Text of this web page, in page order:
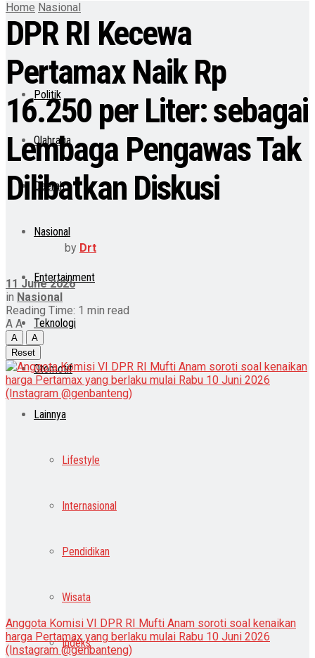
Politik
Olahraga
Daerah
Nasional
Entertainment
Teknologi
Otomotif
Lainnya
Lifestyle
Internasional
Pendidikan
Wisata
Indeks
Home Nasional
DPR RI Kecewa
Pertamax Naik Rp
16.250 per Liter: sebagai
Lembaga Pengawas Tak
Dilibatkan Diskusi
by Drt
11 June 2026
in Nasional
Reading Time: 1 min read
A A
A
A
Reset
Anggota Komisi VI DPR RI Mufti Anam soroti soal kenaikan
harga Pertamax yang berlaku mulai Rabu 10 Juni 2026
(Instagram @genbanteng)